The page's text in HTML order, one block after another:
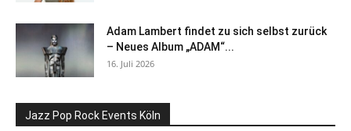
Adam Lambert findet zu sich selbst zurück
– Neues Album „ADAM“...
16. Juli 2026
Jazz Pop Rock Events Köln